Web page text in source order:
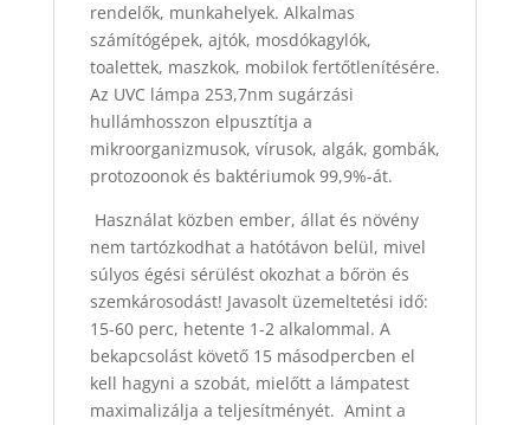
rendelők, munkahelyek. Alkalmas
számítógépek, ajtók, mosdókagylók,
toalettek, maszkok, mobilok fertőtlenítésére.
Az UVC lámpa 253,7nm sugárzási
hullámhosszon elpusztítja a
mikroorganizmusok, vírusok, algák, gombák,
protozoonok és baktériumok 99,9%-át.
Használat közben ember, állat és növény
nem tartózkodhat a hatótávon belül, mivel
súlyos égési sérülést okozhat a bőrön és
szemkárosodást! Javasolt üzemeltetési idő:
15-60 perc, hetente 1-2 alkalommal. A
bekapcsolást követő 15 másodpercben el
kell hagyni a szobát, mielőtt a lámpatest
maximalizálja a teljesítményét. Amint a